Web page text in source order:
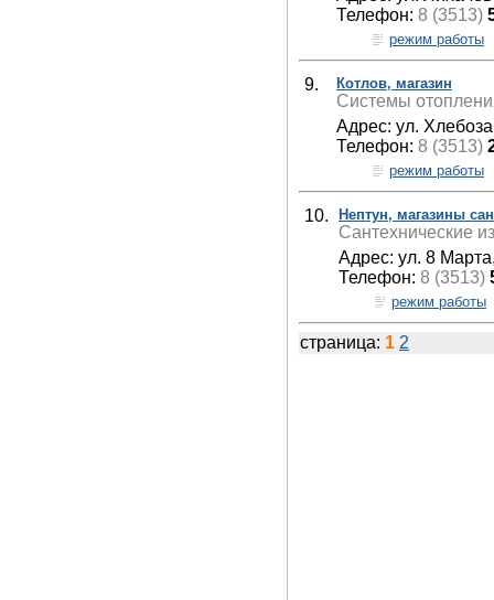
Телефон: 8 (3513)
режим работы
9. Котлов, магазин
Системы
Адрес: ул.
Телефон: 8 (3513)
режим работы
10. Нептун, магазины
Сантехнические
Адрес: ул. 8
Телефон: 8 (3513)
режим работы
страница: 1 2